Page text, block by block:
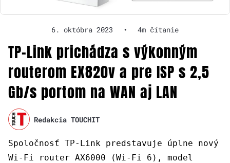
6. októbra 2023 • 4m čítanie
TP-Link prichádza s výkonným
routerom EX820v a pre ISP s 2,5
Gb/s portom na WAN aj LAN
Redakcia TOUCHIT
Spoločnosť TP-Link predstavuje úplne nový
Wi-Fi router AX6000 (Wi-Fi 6), model